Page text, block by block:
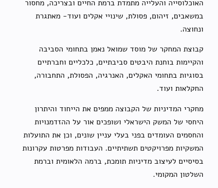
האוכלוסייה והעלייה מתמדת ברמת החיים ובצריכה, מחסור
במשאבים, זיהום, פסולת, שינויי אקלים ועוד- מאתגרת
ונחוצה.
קבוצת המחקר של מוסד שמואל נאמן בתחומי הסביבה
והקיימות בוחנת היבטים סביבתיים, כלכליים וחברתיים
בסוגיות בתחומי האקלים, האנרגיה, הפסולת, התחבורה,
החקלאות ועוד.
מחקרי המדיניות של הקבוצה ממפים את הייחוד והיתרון
היחסי של המשק הישראלי ושופכים אור על ההזדמנויות
והחסמים העומדים בפני בעלי עניין שונים, וכן את התועלות
המשקיות מפרויקטים תשתיתיים. העבודות מפרטות עקרונות
בסיסיים לעיצוב מדיניות תומכת, ברמה הלאומית וברמת
השלטון המקומי.